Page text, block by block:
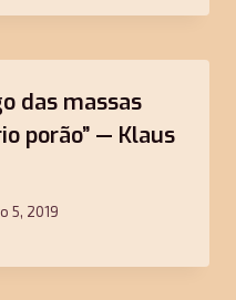
das massas
porão” — Klaus
5, 2019